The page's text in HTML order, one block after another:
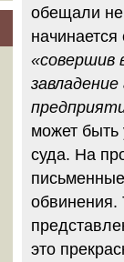
обещали не
«совершив
может быть
суда. На
обвинения.
это